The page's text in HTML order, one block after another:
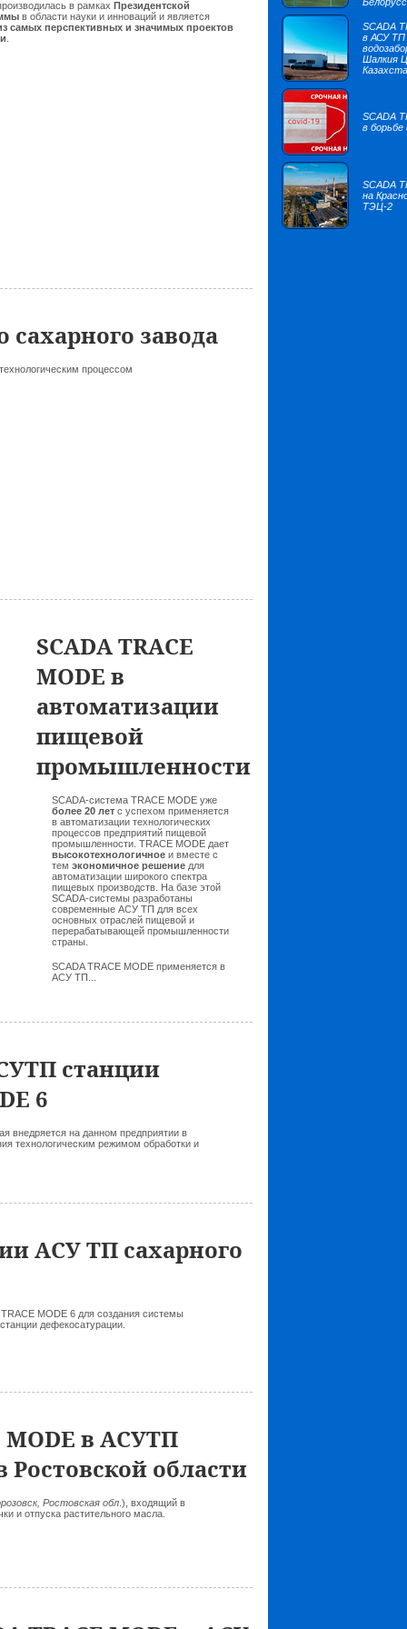
в рамках Президентской
в области науки и инноваций и является
самых перспективных и значимых проектов
завода
процессом
SCADA TRACE
MODE в
автоматизации
пищевой
промышленности
SCADA-система TRACE MODE уже
более 20 лет с успехом применяется
в автоматизации технологических
процессов предприятий пищевой
промышленности. TRACE MODE дает
высокотехнологичное и вместе с
тем экономичное решение для
автоматизации широкого спектра
пищевых производств. На базе этой
SCADA-системы разработаны
современные АСУ ТП для всех
основных отраслей пищевой и
перерабатывающей промышленности
страны.
SCADA TRACE MODE применяется в
АСУ ТП...
станции
6
внедряется на данном предприятии в
технологическим режимом обработки и
АСУ ТП сахарного
MODE 6 для создания системы
дефекосатурации.
в АСУТП
Ростовской области
Ростовская обл .), входящий в
и отпуска растительного масла.
SCADA
в АСУ ТП
Шалкия
SCADA
в борьбе
SCADA
на
ТЭЦ-2